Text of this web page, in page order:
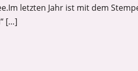
letzten Jahr ist mit dem
[…]